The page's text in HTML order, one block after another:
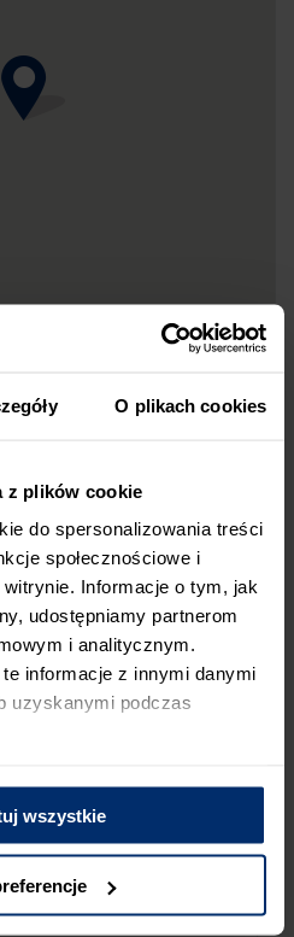
O plikach cookies
z plików cookie
do spersonalizowania treści
społecznościowe i
Informacje o tym, jak
udostępniamy partnerom
i analitycznym.
informacje z innymi danymi
uzyskanymi podczas
wszystkie
ZGŁOŚ BŁĄD
POLECAMY:
ZUŻYCIA
potrzebujesz,
swoje ściany.